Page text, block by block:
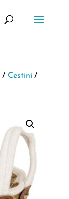
/ Cestini /